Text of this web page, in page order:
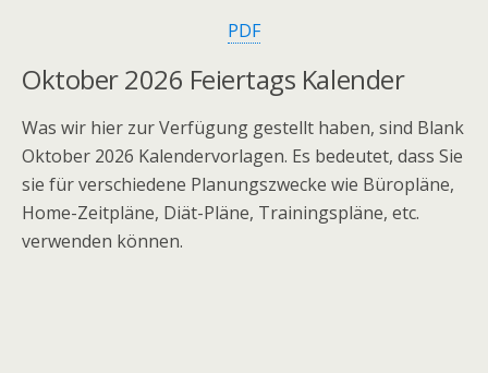
PDF
Oktober 2026 Feiertags Kalender
Was wir hier zur Verfügung gestellt haben, sind Blank
Oktober 2026 Kalendervorlagen. Es bedeutet, dass Sie
sie für verschiedene Planungszwecke wie Büropläne,
Home-Zeitpläne, Diät-Pläne, Trainingspläne, etc.
verwenden können.